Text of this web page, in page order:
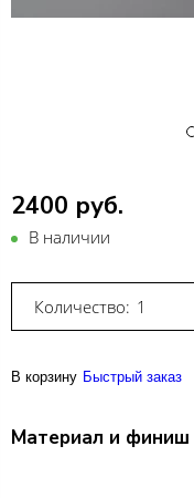
2400 руб.
В наличии
Количество:
В корзину Быстрый заказ
Материал и финиш